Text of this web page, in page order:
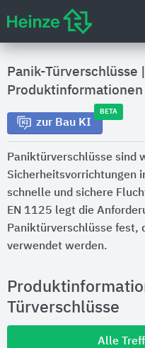
Panik-Türverschlüsse
Produktinformationen
zur Bau KI
BETA
Paniktürverschlüsse sind
Sicherheitsvorrichtungen
schnelle und sichere
EN 1125 legt die
Paniktürverschlüsse fest,
verwendet werden.
Türverschlüsse
Alle